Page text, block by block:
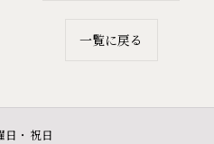
一覧に戻る
日・祝日